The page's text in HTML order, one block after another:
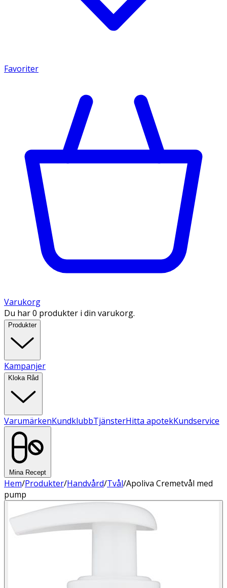
Favoriter
Varukorg
Du har 0 produkter i din varukorg.
Produkter
Kampanjer
Kloka Råd
VarumärkenKundklubbTjänsterHitta apotekKundservice
Mina Recept
Hem/Produkter/Handvård/Tvål/Apoliva Cremetvål med
pump